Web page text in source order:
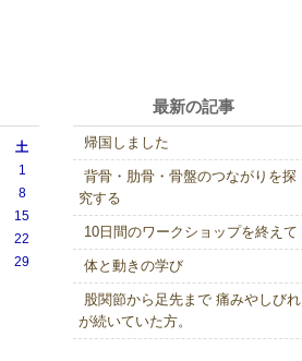
土
1
8
15
22
29
最新の記事
帰国しました
背骨・肋骨・骨盤のつながりを探
究する
10日間のワークショップを終えて
体と動きの学び
股関節から足先まで 痛みやしびれ
が続いていた方。